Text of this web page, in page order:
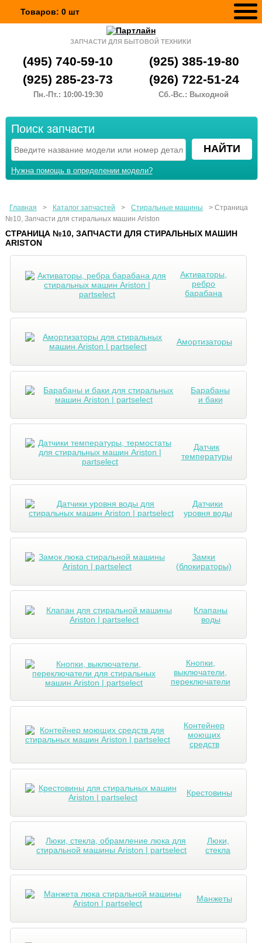
Товаров: 0 шт
ЗАПЧАСТИ ДЛЯ БЫТОВОЙ ТЕХНИКИ
(495) 740-59-10
(925) 385-19-80
(925) 285-23-73
(926) 722-51-24
Пн.-Пт.: 10:00-19:30 Сб.-Вс.: Выходной
Поиск запчасти
Нужна помощь в определении модели?
Главная > Каталог запчастей > Стиральные машины > Страница
№10, Запчасти для стиральных машин Ariston
СТРАНИЦА №10, ЗАПЧАСТИ ДЛЯ СТИРАЛЬНЫХ МАШИН
ARISTON
Активаторы,
ребро
барабана
Амортизаторы
Барабаны
и баки
Датчик
температуры
Датчики
уровня воды
Замки
(блокираторы)
Клапаны
воды
Кнопки,
выключатели,
переключатели
Контейнер
моющих
средств
Крестовины
Люки,
стекла
Манжеты